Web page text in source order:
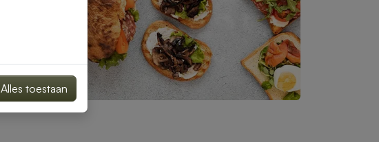
Alles toestaan